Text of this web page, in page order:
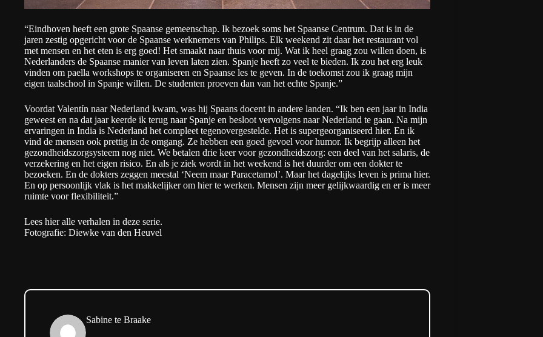
“Eindhoven heeft een grote Spaanse gemeenschap. Ik bezoek soms het Spaanse Centrum. Dat is in de
jaren zestig opgericht voor de Spaanse werknemers van Philips. Elk weekend zit daar het restaurant vol
met mensen en het eten is erg goed! Het smaakt naar thuis voor mij. Wat ik heel graag zou willen doen, is
Nederlanders de Spaanse manier van leven laten zien. Spanje heeft zo veel te bieden. Ik zou het erg leuk
vinden om paella workshops te organiseren en Spaanse les te geven. In de toekomst zou ik graag mijn
eigen taalschool in Spanje willen. De studenten proeven dan van het echte Spanje.”
Voordat Valentín naar Nederland kwam, was hij Spaans docent in andere landen. “Ik ben een jaar in India
geweest en na dat jaar keerde ik terug naar Spanje en besloot vervolgens naar Nederland te gaan. Na mijn
ervaringen in India is Nederland het compleet tegenovergestelde. Het is supergeorganiseerd hier. En ik
vind de mensen ook prettig in de omgang. Ze hebben een goed gevoel voor humor. Ik begrijp alleen het
gezondheidszorgsysteem nog niet. We betalen drie keer voor gezondheidszorg: een deel van het salaris, de
verzekering en het eigen risico. En als je ziek wordt in het weekend is het duurder om een dokter te
bezoeken. En de dokters zeggen meestal ‘Neem maar Paracetamol’. Maar het dagelijks leven is prima hier.
En op persoonlijk vlak is het makkelijker om hier te werken. Mensen zijn meer gelijkwaardig en er is meer
ruimte voor flexibiliteit.”
Lees hieralle verhalen in deze serie.
Fotografie: Diewke van den Heuvel
Sabine te Braake